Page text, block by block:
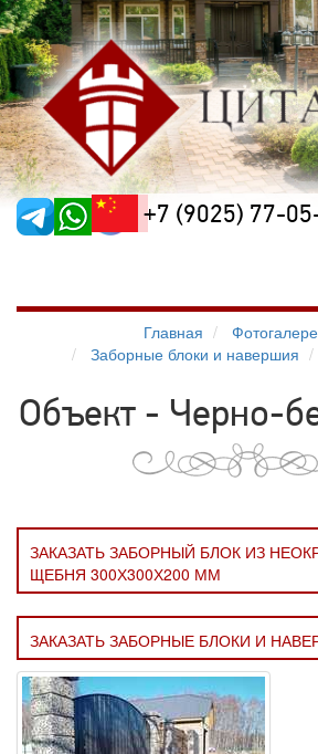
+7 (9025) 77-
Главная
Заборные блоки и навершия
Объект - Черно-
ЗАКАЗАТЬ ЗАБОРНЫЙ БЛОК ИЗ
ЩЕБНЯ 300Х300Х200 ММ
ЗАКАЗАТЬ ЗАБОРНЫЕ БЛОКИ И